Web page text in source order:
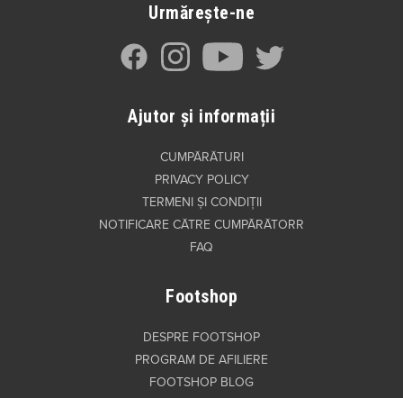
Urmărește-ne
Ajutor și informații
CUMPĂRĂTURI
PRIVACY POLICY
TERMENI ȘI CONDIȚII
NOTIFICARE CĂTRE CUMPĂRĂTORR
FAQ
Footshop
DESPRE FOOTSHOP
PROGRAM DE AFILIERE
FOOTSHOP BLOG